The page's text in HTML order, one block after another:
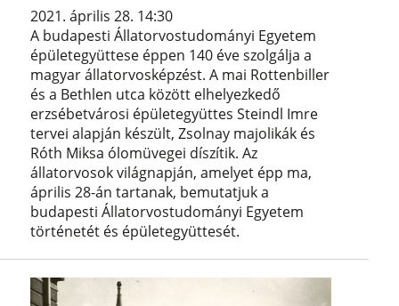
2021. április 28. 14:30
A budapesti Állatorvostudományi Egyetem
épületegyüttese éppen 140 éve szolgálja a
magyar állatorvosképzést. A mai Rottenbiller
és a Bethlen utca között elhelyezkedő
erzsébetvárosi épületegyüttes Steindl Imre
tervei alapján készült, Zsolnay majolikák és
Róth Miksa ólomüvegei díszítik. Az
állatorvosok világnapján, amelyet épp ma,
április 28-án tartanak, bemutatjuk a
budapesti Állatorvostudományi Egyetem
történetét és épületegyüttesét.